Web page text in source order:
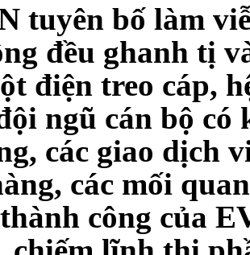
tuyên bố làm
đều ghanh tị
điện treo cáp,
ngũ cán bộ
các giao dịch
các mối
công của